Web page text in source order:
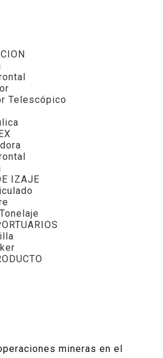
Telescópico
IZAJE
mineras en el